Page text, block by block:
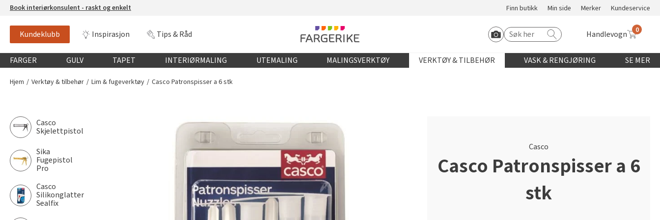
Book interiørkonsulent - raskt og enkelt Finn butikk Min side Merker Kundeservice
Kundeklubb Inspirasjon Tips & Råd Start Roomvo
Søk etter: Handlevogn 0
Globalnavigasjon mobil
FARGER GULV TAPET INTERIØRMALING UTEMALING MALINGSVERKTØY VERKTØY & TILBEHØR VASK & RENGJØRING SE MER
Hjem Verktøy & tilbehør Lim & fugeverktøy Casco Patronspisser a 6 stk
Casco
Skjelettpistol
Sika
Fugepistol
Pro
Casco
Silikonglatter
Sealfix
Casco
Casco Patronspisser a 6
stk